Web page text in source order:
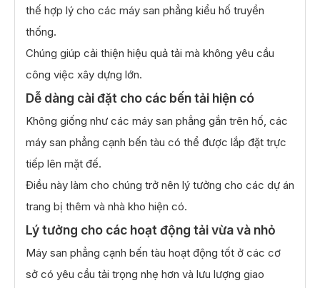
thế hợp lý cho các máy san phẳng kiểu hố truyền
thống.
Chúng giúp cải thiện hiệu quả tải mà không yêu cầu
công việc xây dựng lớn.
Dễ dàng cài đặt cho các bến tải hiện có
Không giống như các máy san phẳng gắn trên hố, các
máy san phẳng cạnh bến tàu có thể được lắp đặt trực
tiếp lên mặt đế.
Điều này làm cho chúng trở nên lý tưởng cho các dự án
trang bị thêm và nhà kho hiện có.
Lý tưởng cho các hoạt động tải vừa và nhỏ
Máy san phẳng cạnh bến tàu hoạt động tốt ở các cơ
sở có yêu cầu tải trọng nhẹ hơn và lưu lượng giao